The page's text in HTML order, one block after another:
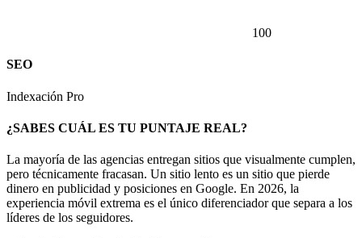
100
SEO
Indexación Pro
¿SABES CUÁL ES TU PUNTAJE REAL?
La mayoría de las agencias entregan sitios que visualmente cumplen,
pero técnicamente fracasan. Un sitio lento es un sitio que pierde
dinero en publicidad y posiciones en Google. En 2026, la
experiencia móvil extrema es el único diferenciador que separa a los
líderes de los seguidores.